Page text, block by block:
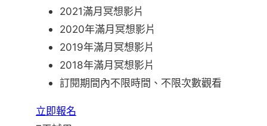
2021滿月冥想影片
2020年滿月冥想影片
2019年滿月冥想影片
2018年滿月冥想影片
訂閱期間內不限時間、不限次數觀看
立即報名